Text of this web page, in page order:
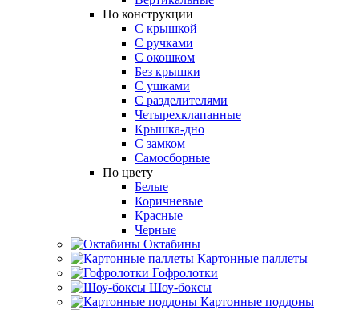
По конструкции
С крышкой
С ручками
С окошком
Без крышки
С ушками
С разделителями
Четырехклапанные
Крышка-дно
С замком
Самосборные
По цвету
Белые
Коричневые
Красные
Черные
Октабины
Картонные паллеты
Гофролотки
Шоу-боксы
Картонные поддоны